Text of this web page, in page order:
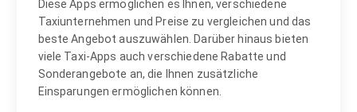
Diese Apps ermöglichen es Ihnen, verschiedene
Taxiunternehmen und Preise zu vergleichen und das
beste Angebot auszuwählen. Darüber hinaus bieten
viele Taxi-Apps auch verschiedene Rabatte und
Sonderangebote an, die Ihnen zusätzliche
Einsparungen ermöglichen können.